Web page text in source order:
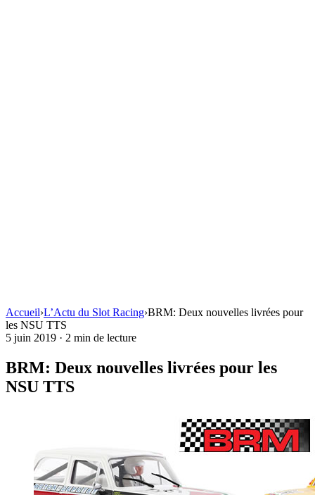
Accueil›L’Actu du Slot Racing›BRM: Deux nouvelles livrées pour
les NSU TTS
5 juin 2019 · 2 min de lecture
BRM: Deux nouvelles livrées pour les
NSU TTS